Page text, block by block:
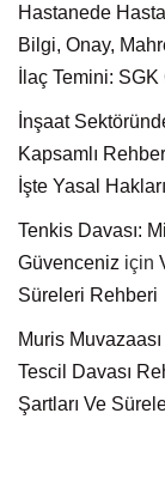
Hastanede
Bilgi, Onay,
İlaç Temini:
İnşaat
Kapsamlı Rehber
İşte Yasal
Tenkis Davası:
Güvenceniz için
Süreleri Rehberi
Muris
Tescil Davası
Şartları Ve